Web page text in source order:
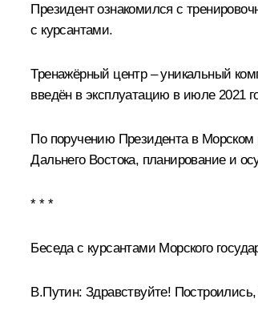
Президент ознакомился с
с курсантами.
Тренажёрный центр – уникальный
введён в эксплуатацию в июле 2021
По поручению Президента в Морском
Дальнего Востока, планирование и
* * *
Беседа с курсантами Морского
В.Путин: Здравствуйте!